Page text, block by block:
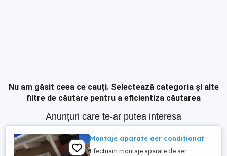
Nu am găsit ceea ce cauți. Selectează categoria și alte
filtre de căutare pentru a eficientiza căutarea
Anunțuri care te-ar putea interesa
Montaje aparate aer conditionat
Efectuam montaje aparate de aer